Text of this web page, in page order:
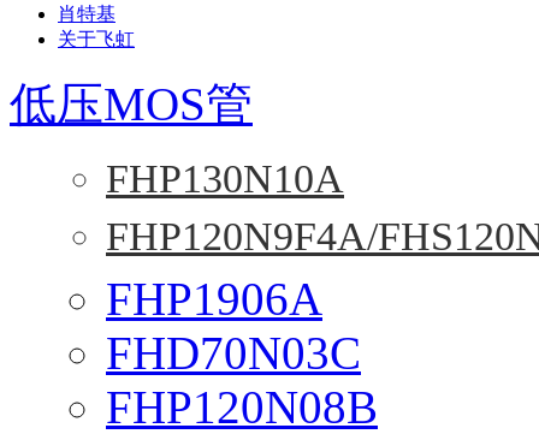
肖特基
关于飞虹
低压MOS管
FHP130N10A
FHP120N9F4A/
FHP1906A
FHD70N03C
FHP120N08B